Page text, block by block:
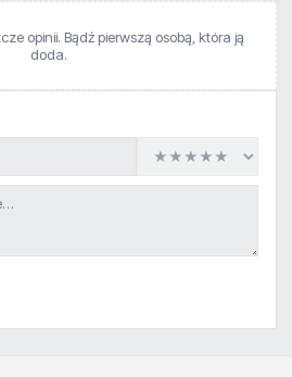
opinii. Bądź pierwszą osobą, która ją
doda.